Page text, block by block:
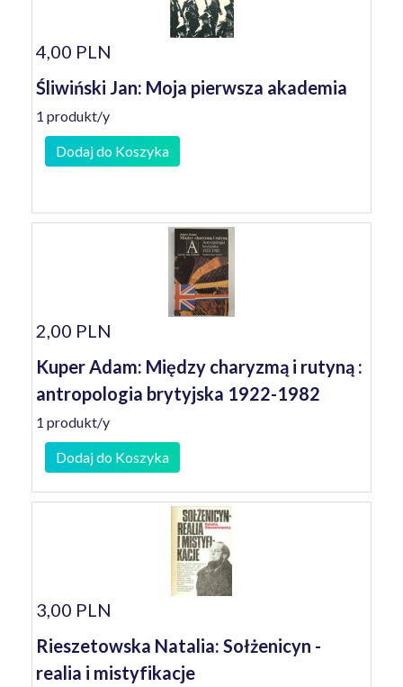
4,00 PLN
Śliwiński Jan: Moja pierwsza akademia
1 produkt/y
Dodaj do Koszyka
2,00 PLN
Kuper Adam: Między charyzmą i rutyną :
antropologia brytyjska 1922-1982
1 produkt/y
Dodaj do Koszyka
3,00 PLN
Rieszetowska Natalia: Sołżenicyn -
realia i mistyfikacje